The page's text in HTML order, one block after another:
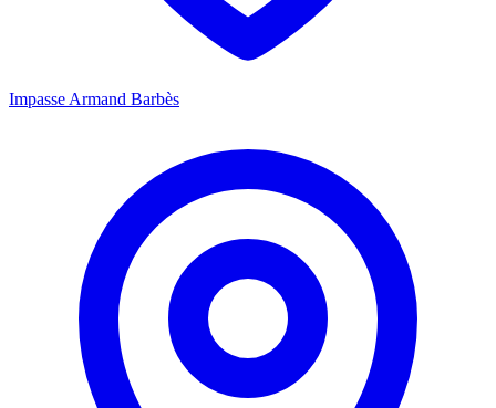
Impasse Armand Barbès